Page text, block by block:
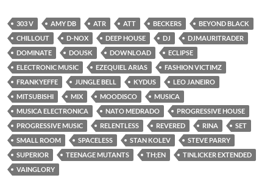
303 V AMY DB ATR ATT BECKERS
BEYOND BLACK
CHILLOUT
D-NOX DEEP HOUSE DJ
DJMAURITRADER
DOMINATE
DOUSK DOWNLOAD
ECLIPSE
ELECTRONIC MUSIC
EZEQUIEL ARIAS
FASHION VICTIMZ
FRANKYEFFE
JUNGLE BELL KYDUS
LEO JANEIRO
MITSUBISHI
MIX MOODISCO
MUSICA
MUSICA ELECTRONICA
NATO MEDRADO
PROGRESSIVE HOUSE
PROGRESSIVE MUSIC
RELENTLESS REVERED RINA
SET
SMALL ROOM
SPACELESS STAN KOLEV
STEVE PARRY
SUPERIOR
TEENAGE MUTANTS TH;EN
TINLICKER EXTENDED
VAINGLORY